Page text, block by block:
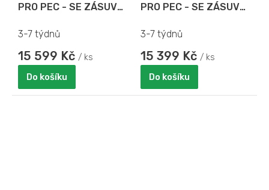
PRO PEC - SE ZÁSUVY
VESUVIO 105 x 70
3-7 týdnů
15 599 Kč / ks
Do košíku
PRO PEC - SE ZÁSUVY
VESUVIO 70 x 70
3-7 týdnů
15 399 Kč / ks
Do košíku